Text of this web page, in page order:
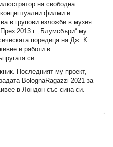
на свободна
филми и
в групови изложби в музея
2013 г. „Блумсбъри“ му
поредица на Дж. К.
и работи в
си.
Последният му проект,
BolognaRagazzi 2021 за
в Лондон със сина си.